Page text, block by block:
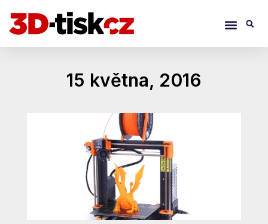
na
obsah
Menu
15 května, 2016